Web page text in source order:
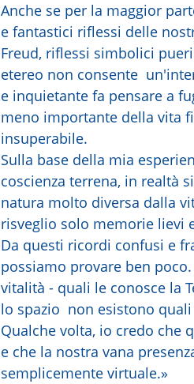
Anche se per la maggior
e fantastici riflessi delle
Freud, riflessi simbolici
etereo non consente
e inquietante fa pensare a
meno importante della vita
insuperabile.
Sulla base della mia
coscienza terrena, in realtà
natura molto diversa dalla
risveglio solo memorie lievi
Da questi ricordi confusi e
possiamo provare ben
vitalità - quali le conosce la
lo spazio non esistono
Qualche volta, io credo che
e che la nostra vana
semplicemente virtuale.»